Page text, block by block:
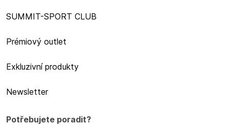
SUMMIT-SPORT CLUB
Prémiový outlet
Exkluzivní produkty
Newsletter
Potřebujete poradit?